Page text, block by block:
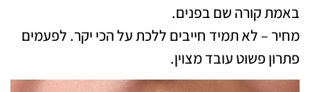
באמת קורה שם בפנים.
מחיר – לא תמיד חייבים ללכת על הכי יקר. לפעמים
פתרון פשוט עובד מצוין.